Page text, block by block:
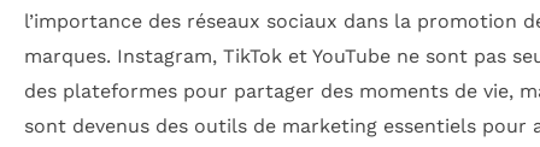
l’importance des réseaux sociaux dans la promotion
marques. Instagram, TikTok et YouTube ne sont pas
des plateformes pour partager des moments de vie,
sont devenus des outils de marketing essentiels pour